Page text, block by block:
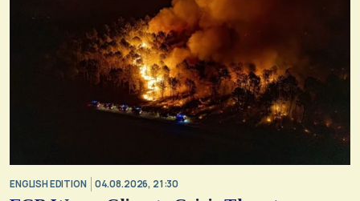
ENGLISH EDITION 04.08.2026, 21:30